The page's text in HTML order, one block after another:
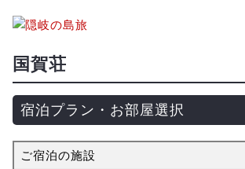
国賀荘
宿泊プラン・お部屋選択
ご宿泊の施設